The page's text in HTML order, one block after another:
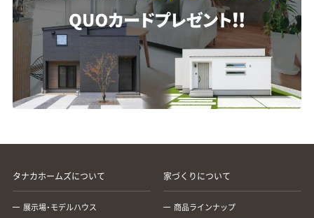
タナカホームズについて
展示場・モデルハウス
家づくりについて
商品ラインナップ